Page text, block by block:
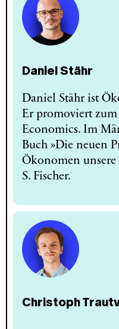
Daniel Stähr
Daniel Stähr ist
Er promoviert
Economics. Im
Buch »Die neuen
Ökonomen
S. Fischer.
Christoph